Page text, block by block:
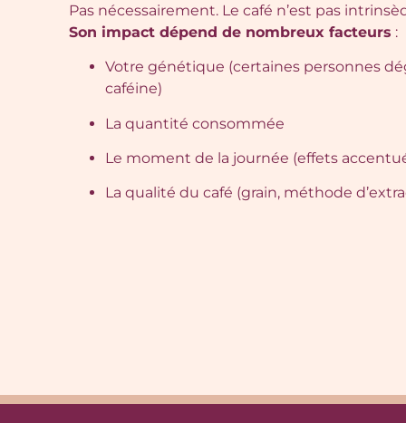
Pas nécessairement. Le café n’est pas
Son impact dépend de nombreux facteurs :
Votre génétique (certaines personnes
caféine)
La quantité consommée
Le moment de la journée (effets
La qualité du café (grain, méthode